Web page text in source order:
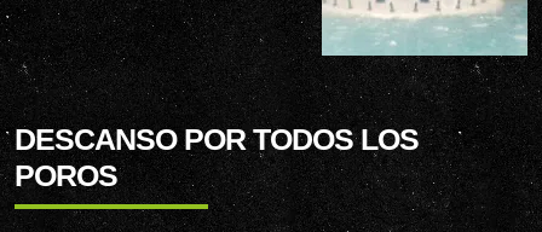
DESCANSO POR TODOS LOS
POROS